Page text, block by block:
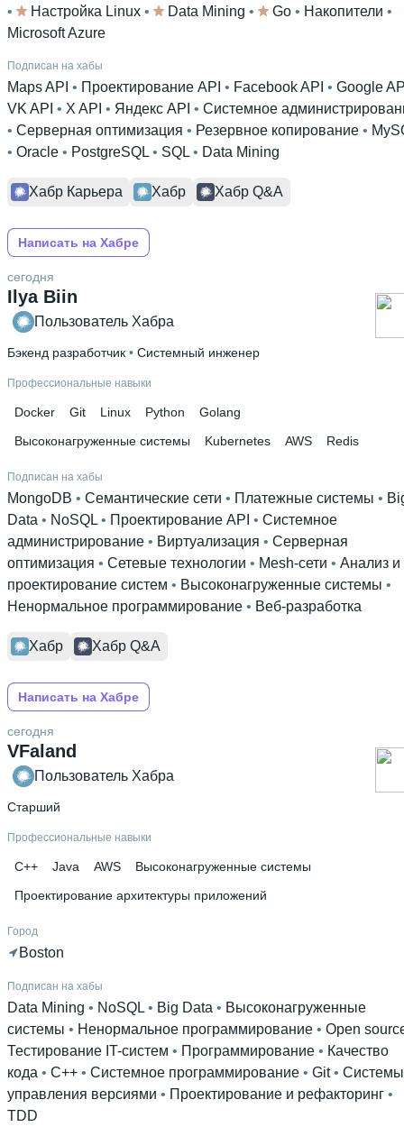
• Настройка Linux • Data Mining • Go • Накопители
Microsoft Azure
Подписан на хабы
Maps API • Проектирование API • Facebook API • Google
VK API • X API • Яндекс API • Системное
• Серверная оптимизация • Резервное копирование •
• Oracle • PostgreSQL • SQL • Data Mining
Хабр Карьера Хабр Хабр Q&A
Написать на Хабре
Ilya Biin
сегодня
Пользователь Хабра
Бэкенд разработчик • Системный инженер
Профессиональные навыки
Docker Git Linux Python
Golang
Высоконагруженные системы
Kubernetes AWS Redis
Подписан на хабы
MongoDB • Семантические сети • Платежные системы •
Data • NoSQL • Проектирование API • Системное
администрирование • Виртуализация • Серверная
оптимизация • Сетевые технологии • Mesh-сети • Анализ и
проектирование систем • Высоконагруженные системы
Ненормальное программирование • Веб-разработка
Хабр Хабр Q&A
Написать на Хабре
VFaland
сегодня
Пользователь Хабра
Старший
Профессиональные навыки
C++ Java AWS
Высоконагруженные системы
Проектирование архитектуры приложений
Город
Boston
Подписан на хабы
Data Mining • NoSQL • Big Data • Высоконагруженные
системы • Ненормальное программирование • Open
Тестирование IT-систем • Программирование • Качество
кода • C++ • Системное программирование • Git • Системы
управления версиями • Проектирование и рефакторинг
TDD